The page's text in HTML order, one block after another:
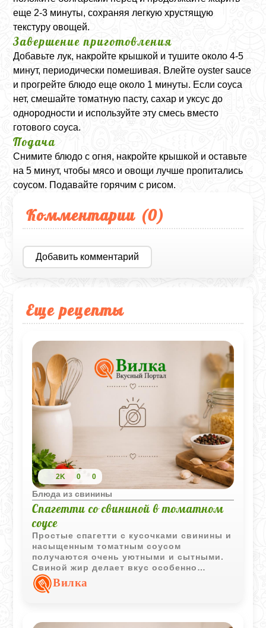
еще 2-3 минуты, сохраняя легкую хрустящую
текстуру овощей.
Завершение приготовления
Добавьте лук, накройте крышкой и тушите около 4-5
минут, периодически помешивая. Влейтеoyster sauce
и прогрейте блюдо еще около 1 минуты. Если соуса
нет, смешайте томатную пасту, сахар и уксус до
однородности и используйте эту смесь вместо
готового соуса.
Подача
Снимите блюдо с огня, накройте крышкой и оставьте
на 5 минут, чтобы мясо и овощи лучше пропитались
соусом. Подавайте горячим с рисом.
Комментарии (0)
Добавить комментарий
Еще рецепты
2K 0 0
Блюда из свинины
Спагетти со свининой в томатном
соусе
Простые спагетти с кусочками свинины и
насыщенным томатным соусом
получаются очень уютными и сытными.
Свиной жир делает вкус особенно
глубоким, а свежие помидоры добавляют
легкую кислинку и сочность.
Вилка